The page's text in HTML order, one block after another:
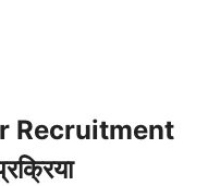
Recruitment